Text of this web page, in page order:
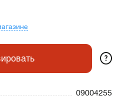
?
09004255